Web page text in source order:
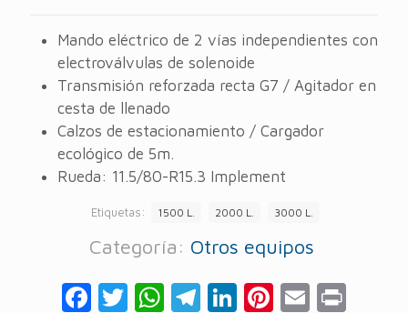
Mando eléctrico de 2 vías independientes con
electroválvulas de solenoide
Transmisión reforzada recta G7 / Agitador en
cesta de llenado
Calzos de estacionamiento / Cargador
ecológico de 5m.
Rueda: 11.5/80-R15.3 Implement
Categoría: Otros equipos
Etiquetas: 1500 L. 2000 L. 3000 L.
Facebook
Twitter
WhatsApp
Telegram
LinkedIn
Pinterest
Email